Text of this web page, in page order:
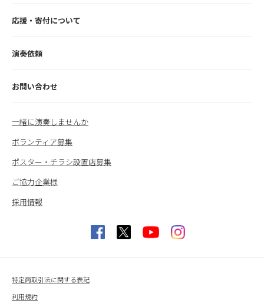
応援・寄付について
演奏依頼
お問い合わせ
一緒に演奏しませんか
ボランティア募集
ポスター・チラシ設置店募集
ご協力企業様
採用情報
特定商取引法に関する表記
利用規約